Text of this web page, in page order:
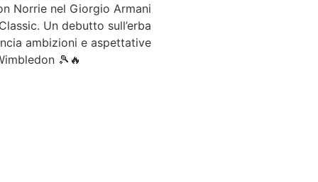
Norrie nel Giorgio Armani
Un debutto sull’erba
ambizioni e aspettative
🎾🔥